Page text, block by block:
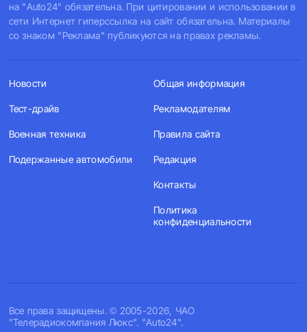
на "Auto24" обязательна. При цитировании и использовании в
сети Интернет гиперссылка на сайт обязательна. Материалы
со знаком "Реклама" публикуются на правах рекламы.
Все права защищены. © 2005-2026, ЧАО
"Телерадиокомпания Люкс". "Auto24".
Новости
Тест-драйв
Военная техника
Подержанные автомобили
Общая информация
Рекламодателям
Правила сайта
Редакция
Контакты
Политика
конфиденциальности